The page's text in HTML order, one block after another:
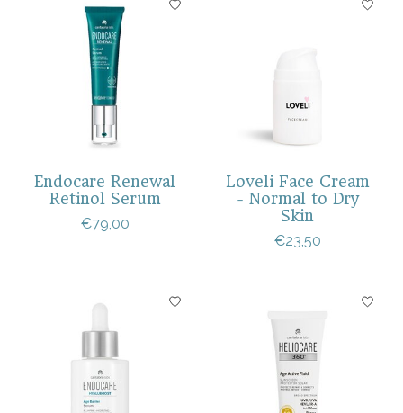
Endocare Renewal
Retinol Serum
€79,00
Loveli Face Cream
- Normal to Dry
Skin
€23,50